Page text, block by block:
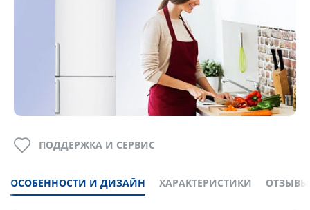
ОСОБЕННОСТИ И ДИЗАЙН ХАРАКТЕРИСТИКИ ОТЗЫВЫ
ПОДДЕРЖКА И СЕРВИС